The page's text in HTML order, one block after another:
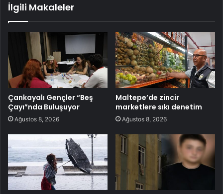
İlgili Makaleler
Çankayalı Gençler “Beş
Çayı”nda Buluşuyor
Ağustos 8, 2026
Maltepe’de zincir
marketlere sıkı denetim
Ağustos 8, 2026